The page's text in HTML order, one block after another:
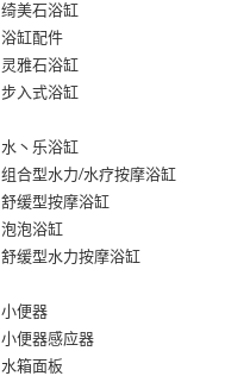
绮美石浴缸
浴缸配件
灵雅石浴缸
步入式浴缸
水丶乐浴缸
组合型水力/水疗按摩浴缸
舒缓型按摩浴缸
泡泡浴缸
舒缓型水力按摩浴缸
小便器
小便器感应器
水箱面板